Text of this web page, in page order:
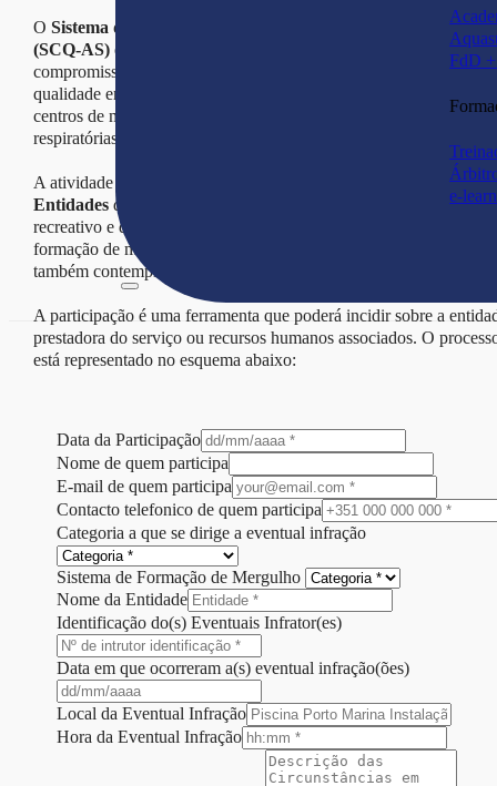
FdD
e-
O Sistema de Controlo Qualidade das Atividades
(SCQ-AS)em territorio nacional pretende desenvolver um
compromisso de excelência nos padrões de ensino e normas de
qualidade em todos os serviços prestados nas escolas de mergulho,
centros de mergulho, estações de enchimento de misturas
respiratórias e aluguer de equipamentos.
A atividade dos
responsaveis pelas
Entidadesde prestações de serviços associadas ao mergulho
recreativo e dos
formação de mergulho recreativo reconhecidos em Portugal, estão
também contempladas nesta participação.
A participação é uma ferramenta que poderá incidir sobre a
prestadora do serviço ou recursos humanos associados. O
está representado no esquema abaixo:
Data da Participação
Nome de quem participa
E-mail de quem participa
Contacto telefonico de quem participa
Categoria a que se dirige a eventual infração
Sistema de Formação de Mergulho
Nome da Entidade
Identificação do(s) Eventuais Infrator(es)
Data em que ocorreram a(s) eventual infração(ões)
Local da Eventual Infração
Hora da Eventual Infração